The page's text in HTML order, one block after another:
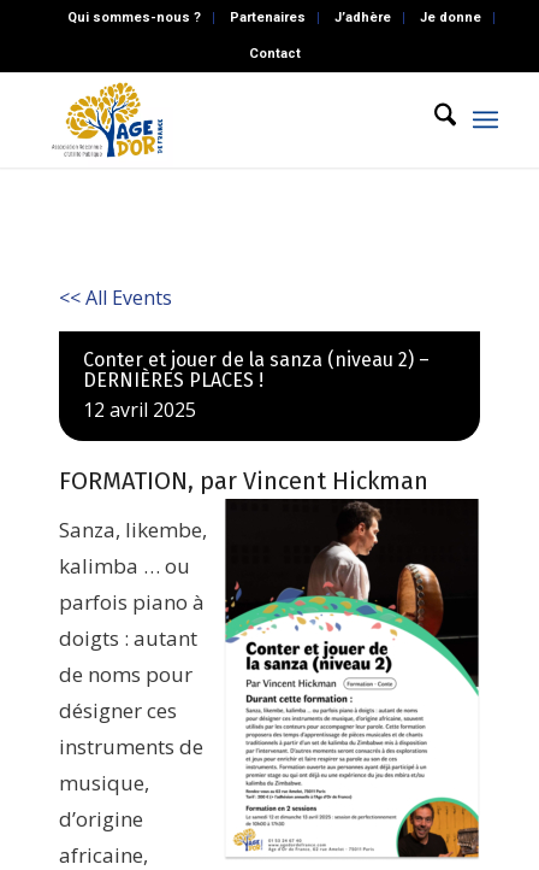
Qui sommes-nous ? Partenaires J’adhère Je donne
Contact
<< All Events
Conter et jouer de la sanza (niveau 2) –
DERNIÈRES PLACES !
12 avril 2025
FORMATION, par Vincent Hickman
Sanza, likembe,
kalimba … ou
parfois piano à
doigts : autant
de noms pour
désigner ces
instruments de
musique,
d’origine
africaine,